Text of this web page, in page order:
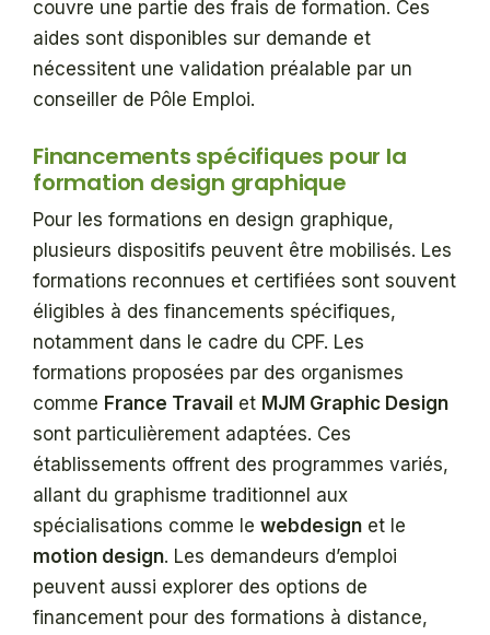
couvre une partie des frais de formation. Ces
aides sont disponibles sur demande et
nécessitent une validation préalable par un
conseiller de Pôle Emploi.
Financements spécifiques pour la
formation design graphique
Pour les formations en design graphique,
plusieurs dispositifs peuvent être mobilisés. Les
formations reconnues et certifiées sont souvent
éligibles à des financements spécifiques,
notamment dans le cadre du CPF. Les
formations proposées par des organismes
comme France Travail et MJM Graphic Design
sont particulièrement adaptées. Ces
établissements offrent des programmes variés,
allant du graphisme traditionnel aux
spécialisations comme le webdesign et le
motion design. Les demandeurs d’emploi
peuvent aussi explorer des options de
financement pour des formations à distance,